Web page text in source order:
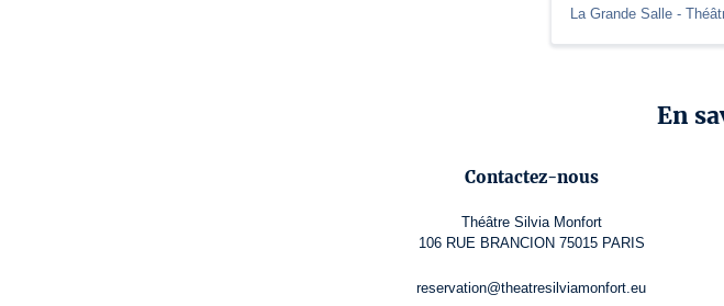
La Grande Salle -
En
Contactez-nous
Théâtre Silvia Monfort
106 RUE BRANCION 75015 PARIS
reservation@theatresilviamonfort.eu